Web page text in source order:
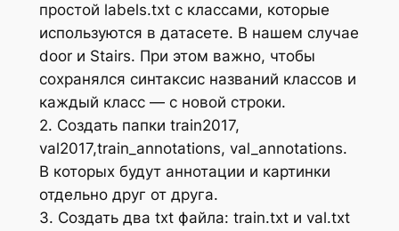
простой labels.txt c классами, которые
используются в датасете. В нашем случае
door и Stairs. При этом важно, чтобы
сохранялся синтаксис названий классов и
каждый класс — с новой строки.
2. Создать папки train2017,
val2017,train_annotations, val_annotations.
В которых будут аннотации и картинки
отдельно друг от друга.
3. Создать два txt файла: train.txt и val.txt